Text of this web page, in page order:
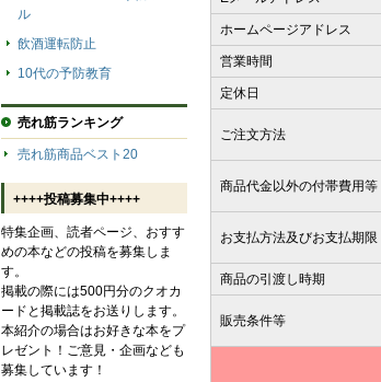
ホームページアドレス
営業時間
定休日
ご注文方法
商品代金以外の付帯費用等
お支払方法及びお支払期限
商品の引渡し時期
販売条件等
ル
飲酒運転防止
10代の予防教育
売れ筋ランキング
売れ筋商品ベスト20
++++投稿募集中++++
特集企画、読者ページ、おすす
めの本などの投稿を募集しま
す。
掲載の際には500円分のクオカ
ードと掲載誌をお送りします。
本紹介の場合はお好きな本をプ
レゼント！ご意見・企画なども
募集しています！